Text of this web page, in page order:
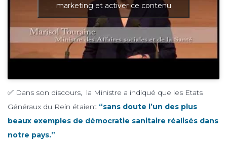
marketing et activer ce contenu
✅ Dans son discours, la Ministre a indiqué que les Etats
Généraux du Rein étaient “sans doute l’un des plus
beaux exemples de démocratie sanitaire réalisés dans
notre pays.”